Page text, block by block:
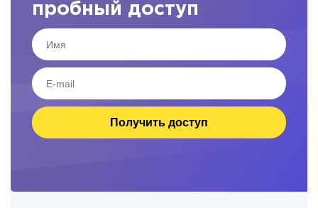
пробный доступ
Получить доступ